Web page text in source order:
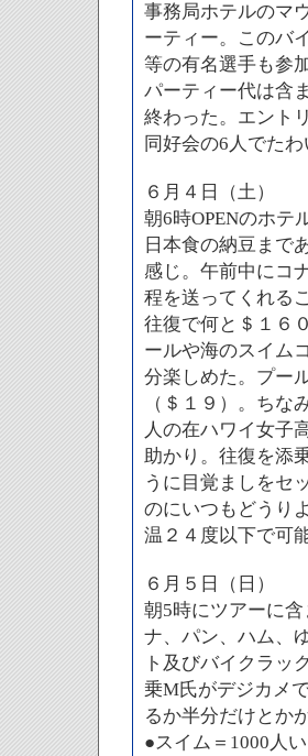
事務局ホテルのマ
ーティー。このバ
等の有名選手も参
パーティー代は含
終わった。エント
同好会の6人でた
６月４日（土）
朝6時OPENのホテ
日本食の納豆まで
感じ。午前中にコ
程を送ってくれる
往復で何と＄１６
ールや海のスイム
分楽しめた。プー
（＄１９）。ち
人の在ハワイ女子
助かり。往復を添
うに目覚ましをセ
のにいつもどうり
温２４度以下で可
６月５日（日）
朝5時にツアーに
ナ、パン、ハム、
ト及びバイクラッ
乗M氏がデジカメ
るか半分だけとか
●スイム＝1000人